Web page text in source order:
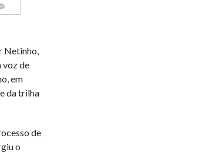
Netinho,
voz de
em
da trilha
de
o